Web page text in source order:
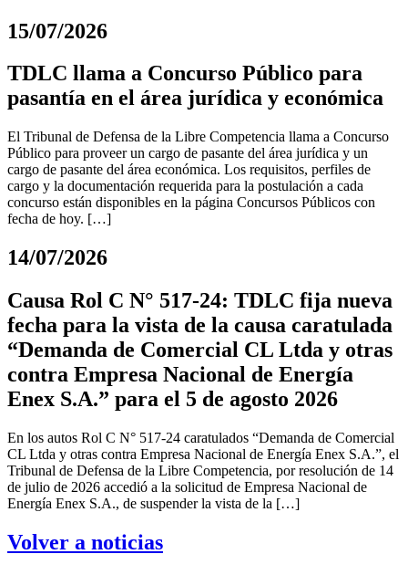
15/07/2026
TDLC llama a Concurso Público para
pasantía en el área jurídica y económica
El Tribunal de Defensa de la Libre Competencia llama a Concurso
Público para proveer un cargo de pasante del área jurídica y un
cargo de pasante del área económica. Los requisitos, perfiles de
cargo y la documentación requerida para la postulación a cada
concurso están disponibles en la página Concursos Públicos con
fecha de hoy. […]
14/07/2026
Causa Rol C N° 517-24: TDLC fija nueva
fecha para la vista de la causa caratulada
“Demanda de Comercial CL Ltda y otras
contra Empresa Nacional de Energía
Enex S.A.” para el 5 de agosto 2026
En los autos Rol C N° 517-24 caratulados “Demanda de Comercial
CL Ltda y otras contra Empresa Nacional de Energía Enex S.A.”, el
Tribunal de Defensa de la Libre Competencia, por resolución de 14
de julio de 2026 accedió a la solicitud de Empresa Nacional de
Energía Enex S.A., de suspender la vista de la […]
Volver a noticias